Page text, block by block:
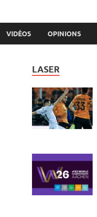
VIDÉOS OPINIONS
LASER